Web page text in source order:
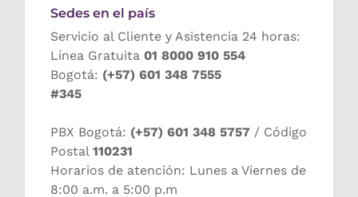
Sedes en el país
Servicio al Cliente y Asistencia 24 horas:
Línea Gratuita 01 8000 910 554
Bogotá: (+57) 601 348 7555
#345
PBX Bogotá: (+57) 601 348 5757 / Código
Postal 110231
Horarios de atención: Lunes a Viernes de
8:00 a.m. a 5:00 p.m